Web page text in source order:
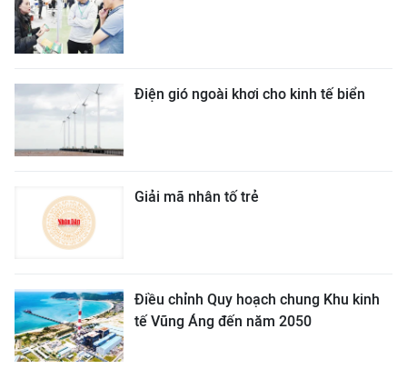
Điện gió ngoài khơi cho kinh tế biển
Giải mã nhân tố trẻ
Điều chỉnh Quy hoạch chung Khu kinh
tế Vũng Áng đến năm 2050